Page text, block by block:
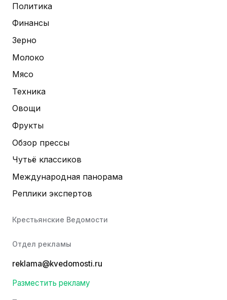
Политика
Финансы
Зерно
Молоко
Мясо
Техника
Овощи
Фрукты
Обзор прессы
Чутьё классиков
Международная панорама
Реплики экспертов
Крестьянские Ведомости
Отдел рекламы
reklama@kvedomosti.ru
Разместить рекламу